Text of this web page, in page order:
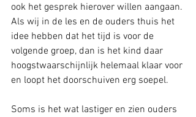
ook het gesprek hierover willen aangaan.
Als wij in de les en de ouders thuis het
idee hebben dat het tijd is voor de
volgende groep, dan is het kind daar
hoogstwaarschijnlijk helemaal klaar voor
en loopt het doorschuiven erg soepel.
Soms is het wat lastiger en zien ouders